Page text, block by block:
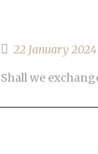
22 January 2024
Shall we